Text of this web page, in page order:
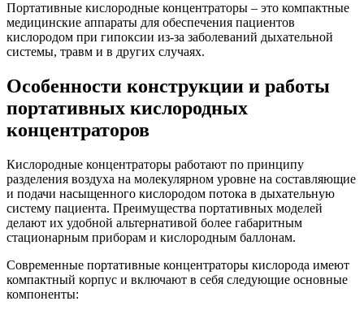
Портативные кислородные концентраторы – это компактные
медицинские аппараты для обеспечения пациентов
кислородом при гипоксии из-за заболеваний дыхательной
системы, травм и в других случаях.
Особенности конструкции и работы
портативных кислородных
концентраторов
Кислородные концентраторы работают по принципу
разделения воздуха на молекулярном уровне на составляющие
и подачи насыщенного кислородом потока в дыхательную
систему пациента. Преимущества портативных моделей
делают их удобной альтернативой более габаритным
стационарным приборам и кислородным баллонам.
Современные портативные концентраторы кислорода имеют
компактный корпус и включают в себя следующие основные
компоненты: